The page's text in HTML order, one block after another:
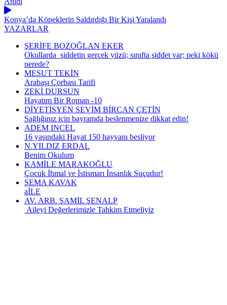
Konya’da Köpeklerin Saldırdığı Bir Kişi Yaralandı
YAZARLAR
ŞERİFE BOZOĞLAN EKER
Okullarda şiddetin gerçek yüzü; sınıfta şiddet var; peki kökü
nerede?
MESUT TEKİN
Arabaşı Çorbası Tarifi
ZEKİ DURSUN
Hayatım Bir Roman -10
DİYETİSYEN SEVİM BİRCAN ÇETİN
Sağlığınız için bayramda beslenmenize dikkat edin!
ADEM INCEL
16 yaşındaki Hayat 150 hayvanı besliyor
N.YILDIZ ERDAL
Benim Okulum
KAMİLE MARAKOĞLU
Çocuk İhmal ve İstismarı İnsanlık Suçudur!
SEMA KAVAK
aİLE
AV. ARB. ŞAMİL ŞENALP
Aileyi Değerlerimizle Tahkim Etmeliyiz